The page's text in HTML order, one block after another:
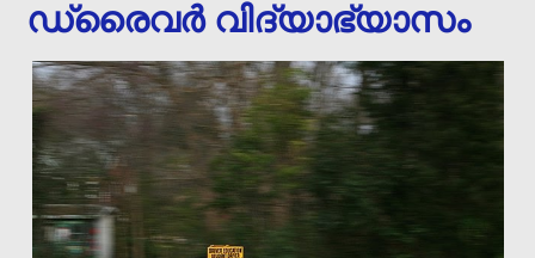
ഡ്രൈവർ വിദ്യാഭ്യാസം